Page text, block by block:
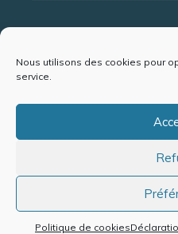
Nous utilisons des cookies pour
service.
Politique de cookies
ALERTE
Mentions légales et